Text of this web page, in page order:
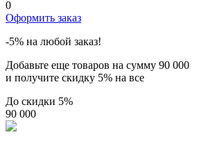
0
Оформить заказ
-5% на любой заказ!
Добавьте еще товаров на сумму 90 000
и получите скидку 5% на все
До скидки 5%
90 000